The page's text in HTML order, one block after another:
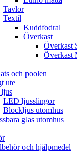
Tavlor
Textil
Kuddfodral
Överkast
Överkast
Överkast
och poolen
ute
LED ljusslingor
Blockljus utomhus
glas utomhus
och hjälpmedel